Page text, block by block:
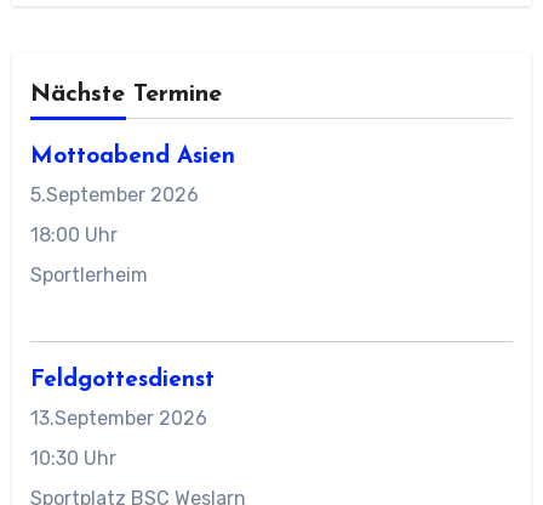
Nächste Termine
Mottoabend Asien
5.September 2026
18:00 Uhr
Sportlerheim
Feldgottesdienst
13.September 2026
10:30 Uhr
Sportplatz BSC Weslarn